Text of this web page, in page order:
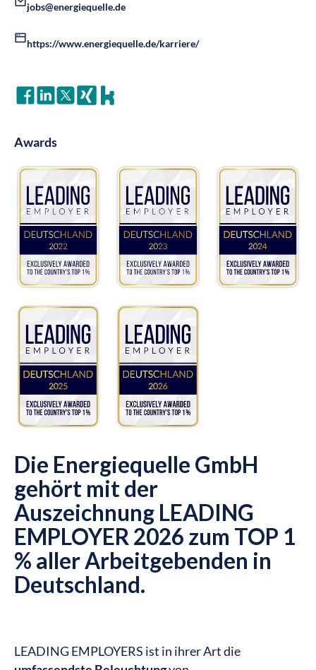
jobs@energiequelle.de
https://www.energiequelle.de/karriere/
Awards
Die Energiequelle GmbH
gehört mit der
Auszeichnung LEADING
EMPLOYER 2026 zum TOP 1
% aller Arbeitgebenden in
Deutschland.
LEADING EMPLOYERS ist in ihrer Art die